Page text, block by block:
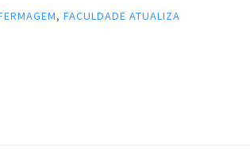
,FACULDADE ATUALIZA